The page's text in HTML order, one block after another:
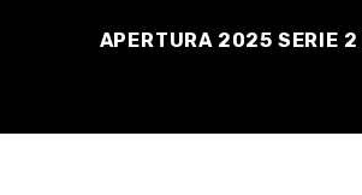
APERTURA 2025 SERIE